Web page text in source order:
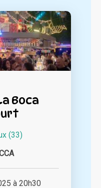
Boca
(33)
à 20h30